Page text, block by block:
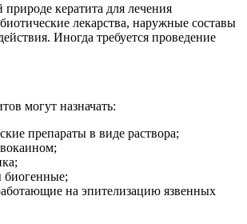
кератита для лечения
лекарства, наружные составы
Иногда требуется проведение
могут назначать:
препараты в виде раствора;
биогенные;
на эпителизацию язвенных